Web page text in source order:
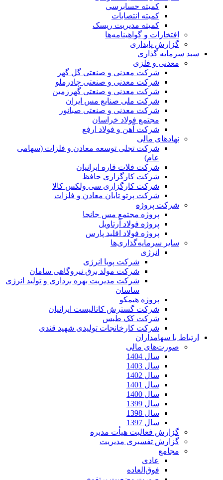
کمیته حسابرسی
کمیته انتصابات
کمیته مدیریت ریسک
افتخارات و گواهینامه‌ها
گزارش پایداری
سبد سرمایه گذاری
معدنی و فلزی
شرکت معدنی و صنعتی گل گهر
شرکت معدنی و صنعتی چادرملو
شرکت معدنی و صنعتی گهرزمین
شرکت ملی صنایع مس ایران
شرکت معدنی و صنعتی صبانور
مجتمع فولاد خراسان
شرکت آهن و فولاد ارفع
نهادهای مالی
شرکت تجلی توسعه معادن و فلزات (سهامی
عام)
شرکت فلات قاره ایرانیان
شرکت کارگزاری حافظ
شرکت کارگزاری سی ولکس کالا
شرکت پرتو تابان معادن و فلزات
شرکت پروژه
پروژه مجتمع مس جانجا
پروژه فولاد آرتاویل
پروژه فولاد اقلید پارس
سایر سرمایه‌گذاری‌ها
انرژی
شرکت پویا انرژی
شرکت مولد برق نیروگاهی سامان
شرکت مدیریت بهره برداری و تولید انرژی
ساسان
پروژه هیمکو
شرکت گسترش کاتالیست ایرانیان
شرکت کک طبس
شرکت کارخانجات تولیدی شهید قندی
ارتباط با سهامداران
صورت‌های مالی
سال 1404
سال 1403
سال 1402
سال 1401
سال 1400
سال 1399
سال 1398
سال 1397
گزارش فعالیت هیأت مدیره
گزارش تفسیری مدیریت
مجامع
عادی
فوق‌العاده